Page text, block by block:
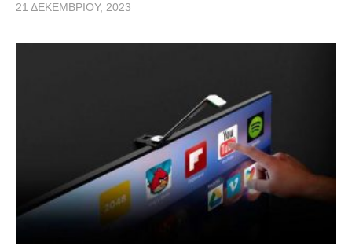
21 ΔΕΚΕΜΒΡΊΟΥ, 2023